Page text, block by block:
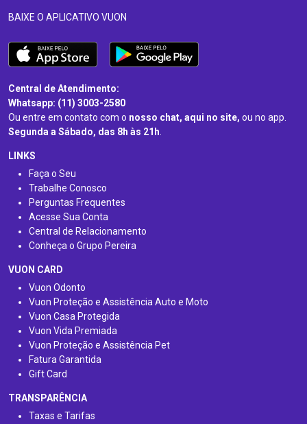
BAIXE O APLICATIVO VUON
Central de Atendimento:
Whatsapp: (11) 3003-2580
Ou entre em contato com o nosso chat, aqui no site, ou no app.
Segunda a Sábado, das 8h às 21h.
LINKS
Faça o Seu
Trabalhe Conosco
Perguntas Frequentes
Acesse Sua Conta
Central de Relacionamento
Conheça o Grupo Pereira
VUON CARD
Vuon Odonto
Vuon Proteção e Assistência Auto e Moto
Vuon Casa Protegida
Vuon Vida Premiada
Vuon Proteção e Assistência Pet
Fatura Garantida
Gift Card
TRANSPARÊNCIA
Taxas e Tarifas